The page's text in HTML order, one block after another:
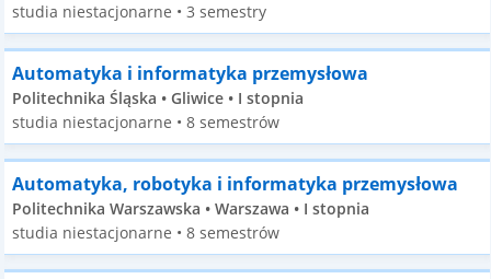
studia niestacjonarne • 3 semestry
Automatyka i informatyka przemysłowa
Politechnika Śląska • Gliwice • I stopnia
studia niestacjonarne • 8 semestrów
Automatyka, robotyka i informatyka przemysłowa
Politechnika Warszawska • Warszawa • I stopnia
studia niestacjonarne • 8 semestrów